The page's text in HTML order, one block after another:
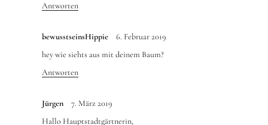
Antworten
bewusstseinsHippie
6. Februar 2019
hey wie siehts aus mit deinem Baum?
Antworten
Jürgen
7. März 2019
Hallo Hauptstadtgärtnerin,